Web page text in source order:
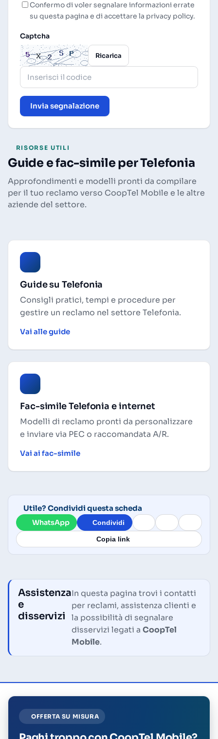
Confermo di voler segnalare informazioni errate
su questa pagina e di accettare la privacy policy.
Captcha
Ricarica
Invia segnalazione
RISORSE UTILI
Guide e fac-simile per Telefonia
Approfondimenti e modelli pronti da compilare
per il tuo reclamo verso CoopTel Mobile e le altre
aziende del settore.
Guide su Telefonia
Consigli pratici, tempi e procedure per
gestire un reclamo nel settore Telefonia.
Vai alle guide
Fac-simile Telefonia e internet
Modelli di reclamo pronti da personalizzare
e inviare via PEC o raccomandata A/R.
Vai ai fac-simile
Utile? Condividi questa scheda
WhatsApp Condividi
Copia link
Assistenza
e
disservizi
In questa pagina trovi i contatti
per reclami, assistenza clienti e
la possibilità di segnalare
disservizi legati aCoopTel
Mobile.
OFFERTA SU MISURA